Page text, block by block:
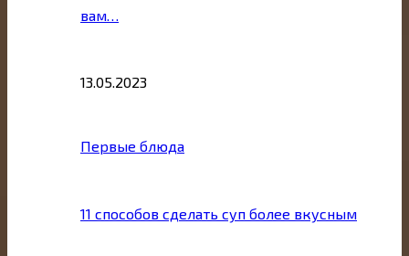
вам…
13.05.2023
Первые блюда
11 способов сделать суп более вкусным